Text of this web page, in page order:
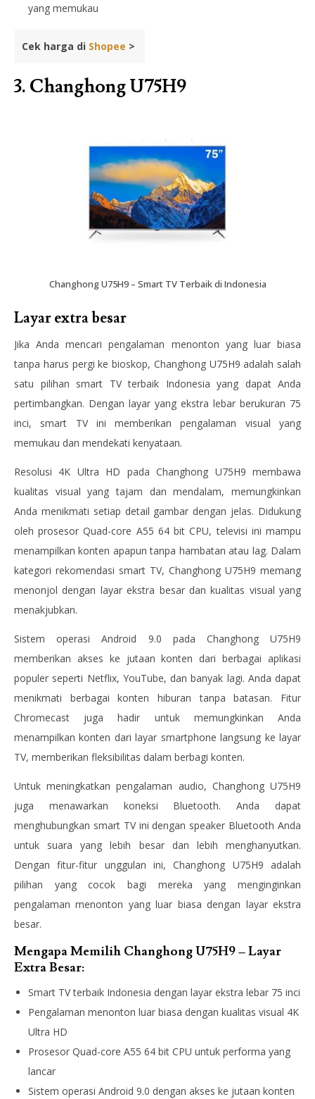
yang memukau
Cek harga di Shopee >
3. Changhong U75H9
Changhong U75H9 – Smart TV Terbaik di Indonesia
Layar extra besar
Jika Anda mencari pengalaman menonton yang luar biasa
tanpa harus pergi ke bioskop, Changhong U75H9 adalah salah
satu pilihan smart TV terbaik Indonesia yang dapat Anda
pertimbangkan. Dengan layar yang ekstra lebar berukuran 75
inci, smart TV ini memberikan pengalaman visual yang
memukau dan mendekati kenyataan.
Resolusi 4K Ultra HD pada Changhong U75H9 membawa
kualitas visual yang tajam dan mendalam, memungkinkan
Anda menikmati setiap detail gambar dengan jelas. Didukung
oleh prosesor Quad-core A55 64 bit CPU, televisi ini mampu
menampilkan konten apapun tanpa hambatan atau lag. Dalam
kategori rekomendasi smart TV, Changhong U75H9 memang
menonjol dengan layar ekstra besar dan kualitas visual yang
menakjubkan.
Sistem operasi Android 9.0 pada Changhong U75H9
memberikan akses ke jutaan konten dari berbagai aplikasi
populer seperti Netflix, YouTube, dan banyak lagi. Anda dapat
menikmati berbagai konten hiburan tanpa batasan. Fitur
Chromecast juga hadir untuk memungkinkan Anda
menampilkan konten dari layar smartphone langsung ke layar
TV, memberikan fleksibilitas dalam berbagi konten.
Untuk meningkatkan pengalaman audio, Changhong U75H9
juga menawarkan koneksi Bluetooth. Anda dapat
menghubungkan smart TV ini dengan speaker Bluetooth Anda
untuk suara yang lebih besar dan lebih menghanyutkan.
Dengan fitur-fitur unggulan ini, Changhong U75H9 adalah
pilihan yang cocok bagi mereka yang menginginkan
pengalaman menonton yang luar biasa dengan layar ekstra
besar.
Mengapa Memilih Changhong U75H9 – Layar
Extra Besar:
Smart TV terbaik Indonesia dengan layar ekstra lebar 75 inci
Pengalaman menonton luar biasa dengan kualitas visual 4K
Ultra HD
Prosesor Quad-core A55 64 bit CPU untuk performa yang
lancar
Sistem operasi Android 9.0 dengan akses ke jutaan konten